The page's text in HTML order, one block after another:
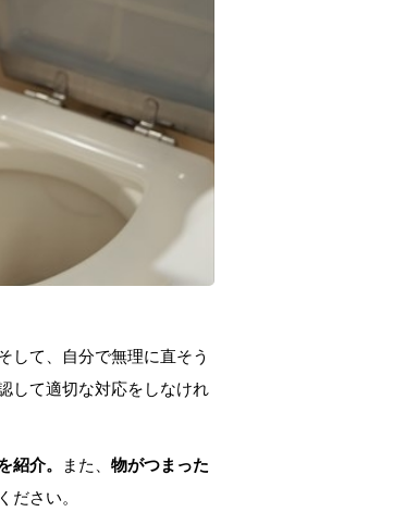
して、自分で無理に直そう
して適切な対応をしなけれ
介。 また、 物がつまった
ださい。